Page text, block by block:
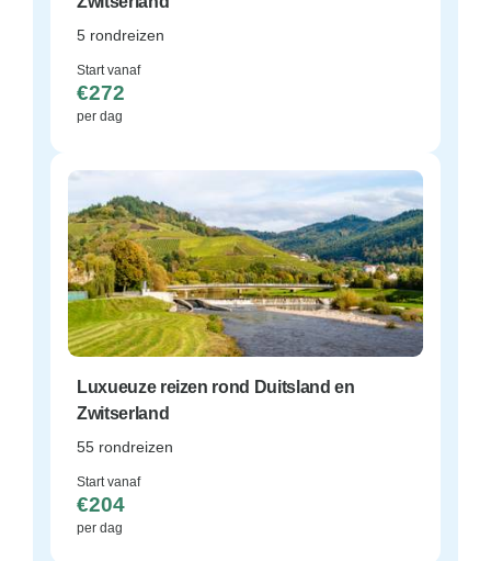
5 rondreizen
Start vanaf
€272
per dag
Luxueuze reizen rond Duitsland en
Zwitserland
55 rondreizen
Start vanaf
€204
per dag